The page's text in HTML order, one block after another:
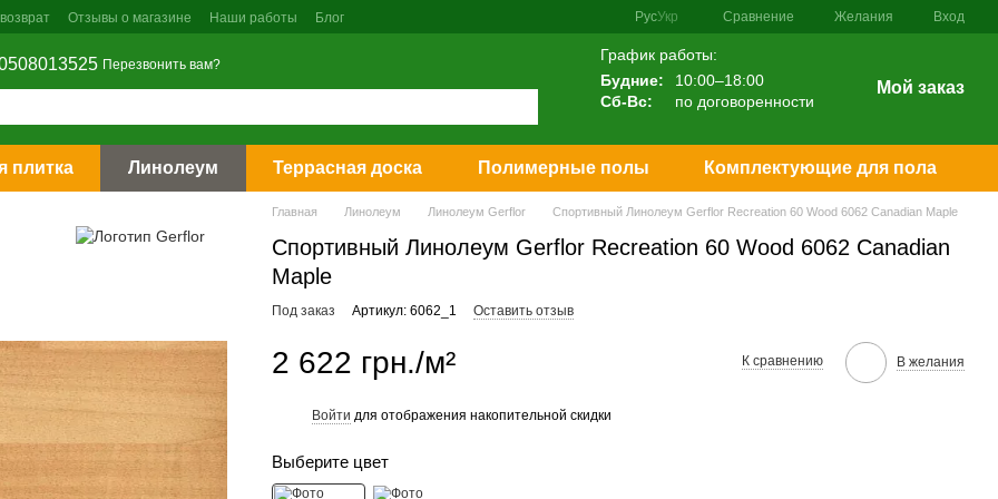
Отзывы о магазине Наши работы
Блог
РусУкр Сравнение Желания Вход
Перезвонить вам?
График работы:
Будние:
10:00–18:00
Сб-Вс:
по договоренности
Мой заказ
плитка Линолеум Террасная доска Полимерные полы Комплектующие для пола
Главная Линолеум Линолеум Gerflor Спортивный Линолеум Gerflor Recreation 60 Wood 6062 Canadian Maple
Спортивный Линолеум Gerflor Recreation 60 Wood 6062 Canadian
Maple
Под заказ Артикул: 6062_1 Оставить отзыв
2 622 грн./м² К сравнению В желания
Войти для отображения накопительной скидки
Выберите цвет